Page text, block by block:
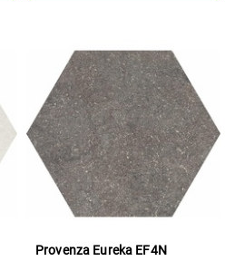
Provenza Eureka EF4N